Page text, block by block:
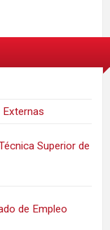
Superior de
de Empleo